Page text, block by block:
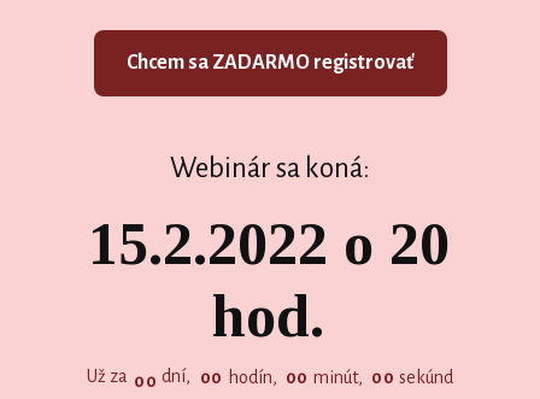
Chcem sa ZADARMO registrovať
Webinár sa koná:
15.2.2022 o 20
hod.
Už za 00 dní 00 hodín 00 minút 00 sekúnd